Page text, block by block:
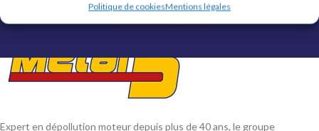
Politique de cookiesMentions légales
POSER MA QUESTION
Expert en dépollution moteur depuis plus de 40 ans, le groupe